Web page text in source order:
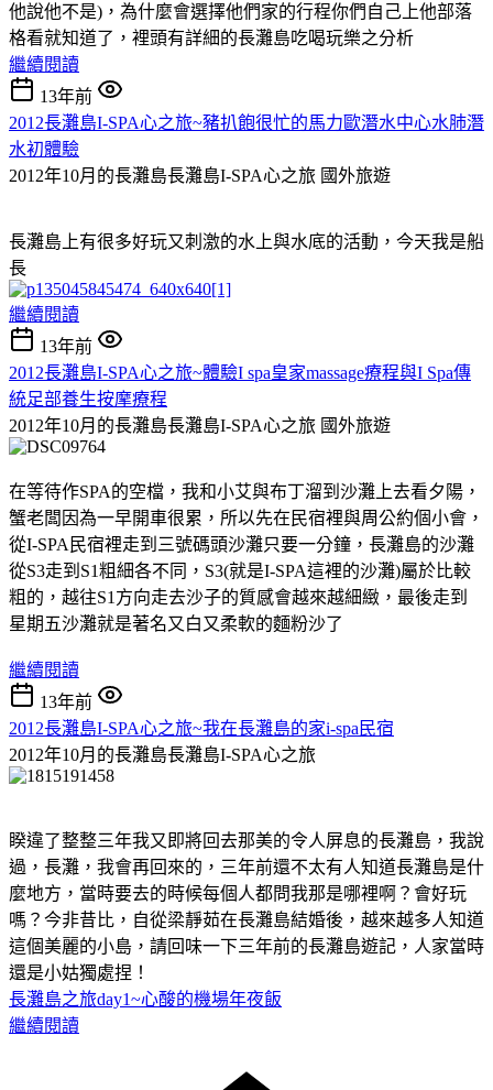
他說他不是)，為什麼會選擇他們家的行程你們自己上他部落
格看就知道了，裡頭有詳細的長灘島吃喝玩樂之分析
繼續閱讀
13年前
2012長灘島I-SPA心之旅~豬扒飽很忙的馬力歐潛水中心水肺潛
水初體驗
2012年10月的長灘島長灘島I-SPA心之旅 國外旅遊
長灘島上有很多好玩又刺激的水上與水底的活動，今天我是船
長
繼續閱讀
13年前
2012長灘島I-SPA心之旅~體驗I spa皇家massage療程與I Spa傳
統足部養生按摩療程
2012年10月的長灘島長灘島I-SPA心之旅 國外旅遊
在等待作SPA的空檔，我和小艾與布丁溜到沙灘上去看夕陽，
蟹老闆因為一早開車很累，所以先在民宿裡與周公約個小會，
從I-SPA民宿裡走到三號碼頭沙灘只要一分鐘，長灘島的沙灘
從S3走到S1粗細各不同，S3(就是I-SPA這裡的沙灘)屬於比較
粗的，越往S1方向走去沙子的質感會越來越細緻，最後走到
星期五沙灘就是著名又白又柔軟的麵粉沙了
繼續閱讀
13年前
2012長灘島I-SPA心之旅~我在長灘島的家i-spa民宿
2012年10月的長灘島長灘島I-SPA心之旅
睽違了整整三年我又即將回去那美的令人屏息的長灘島，我說
過，長灘，我會再回來的，三年前還不太有人知道長灘島是什
麼地方，當時要去的時候每個人都問我那是哪裡啊？會好玩
嗎？今非昔比，自從梁靜茹在長灘島結婚後，越來越多人知道
這個美麗的小島，請回味一下三年前的長灘島遊記，人家當時
還是小姑獨處捏！
長灘島之旅day1~心酸的機場年夜飯
繼續閱讀